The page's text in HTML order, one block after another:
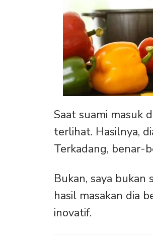
Saat suami masuk
terlihat. Hasilnya,
Terkadang, benar-
Bukan, saya
hasil masakan dia
inovatif.